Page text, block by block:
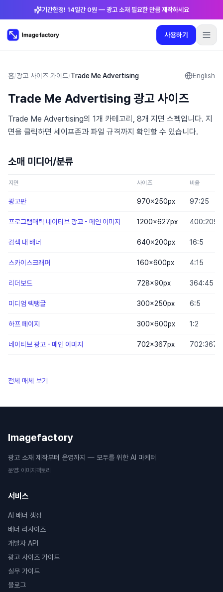
기간한정! 14일간 0원 — 광고 소재 필요한 만큼 제작하세요
사용하기 플러그인 🇰🇷 한국어
사용하기
요금제
홈/광고 사이즈 가이드/Trade Me Advertising English
Trade Me Advertising 광고 사이즈
Trade Me Advertising의 1개 카테고리, 8개 지면 스펙입니다. 지
면을 클릭하면 세이프존과 파일 규격까지 확인할 수 있습니다.
소매 미디어/분류
지면 사이즈 비율
광고판 970×250px 97:25
프로그램매틱 네이티브 광고 - 메인 이미지 1200×627px 400:209
검색 내 배너 640×200px 16:5
스카이스크래퍼 160×600px 4:15
리더보드 728×90px 364:45
미디엄 렉탱글 300×250px 6:5
하프 페이지 300×600px 1:2
네이티브 광고 - 메인 이미지 702×367px 702:367
전체 매체 보기
Imagefactory
광고 소재 제작부터 운영까지 — 모두를 위한 AI 마케터
운영: 이미지팩토리
서비스
AI 배너 생성
배너 리사이즈
개발자 API
광고 사이즈 가이드
실무 가이드
블로그